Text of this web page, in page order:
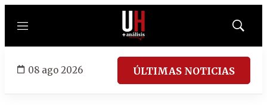
Menú
Mostrar
08 ago 2026 ÚLTIMAS NOTICIAS